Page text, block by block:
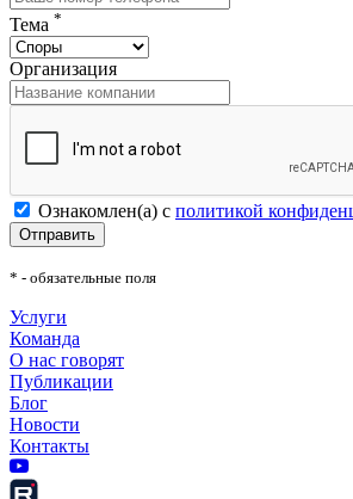
Тема *
Организация
Ознакомлен(а) с политикой
Отправить
* - обязательные поля
Услуги
Команда
О нас говорят
Публикации
Блог
Новости
Контакты